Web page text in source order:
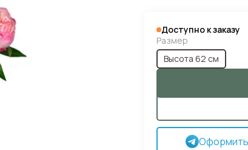
Доступно к заказу
Размер
Высота 62 см